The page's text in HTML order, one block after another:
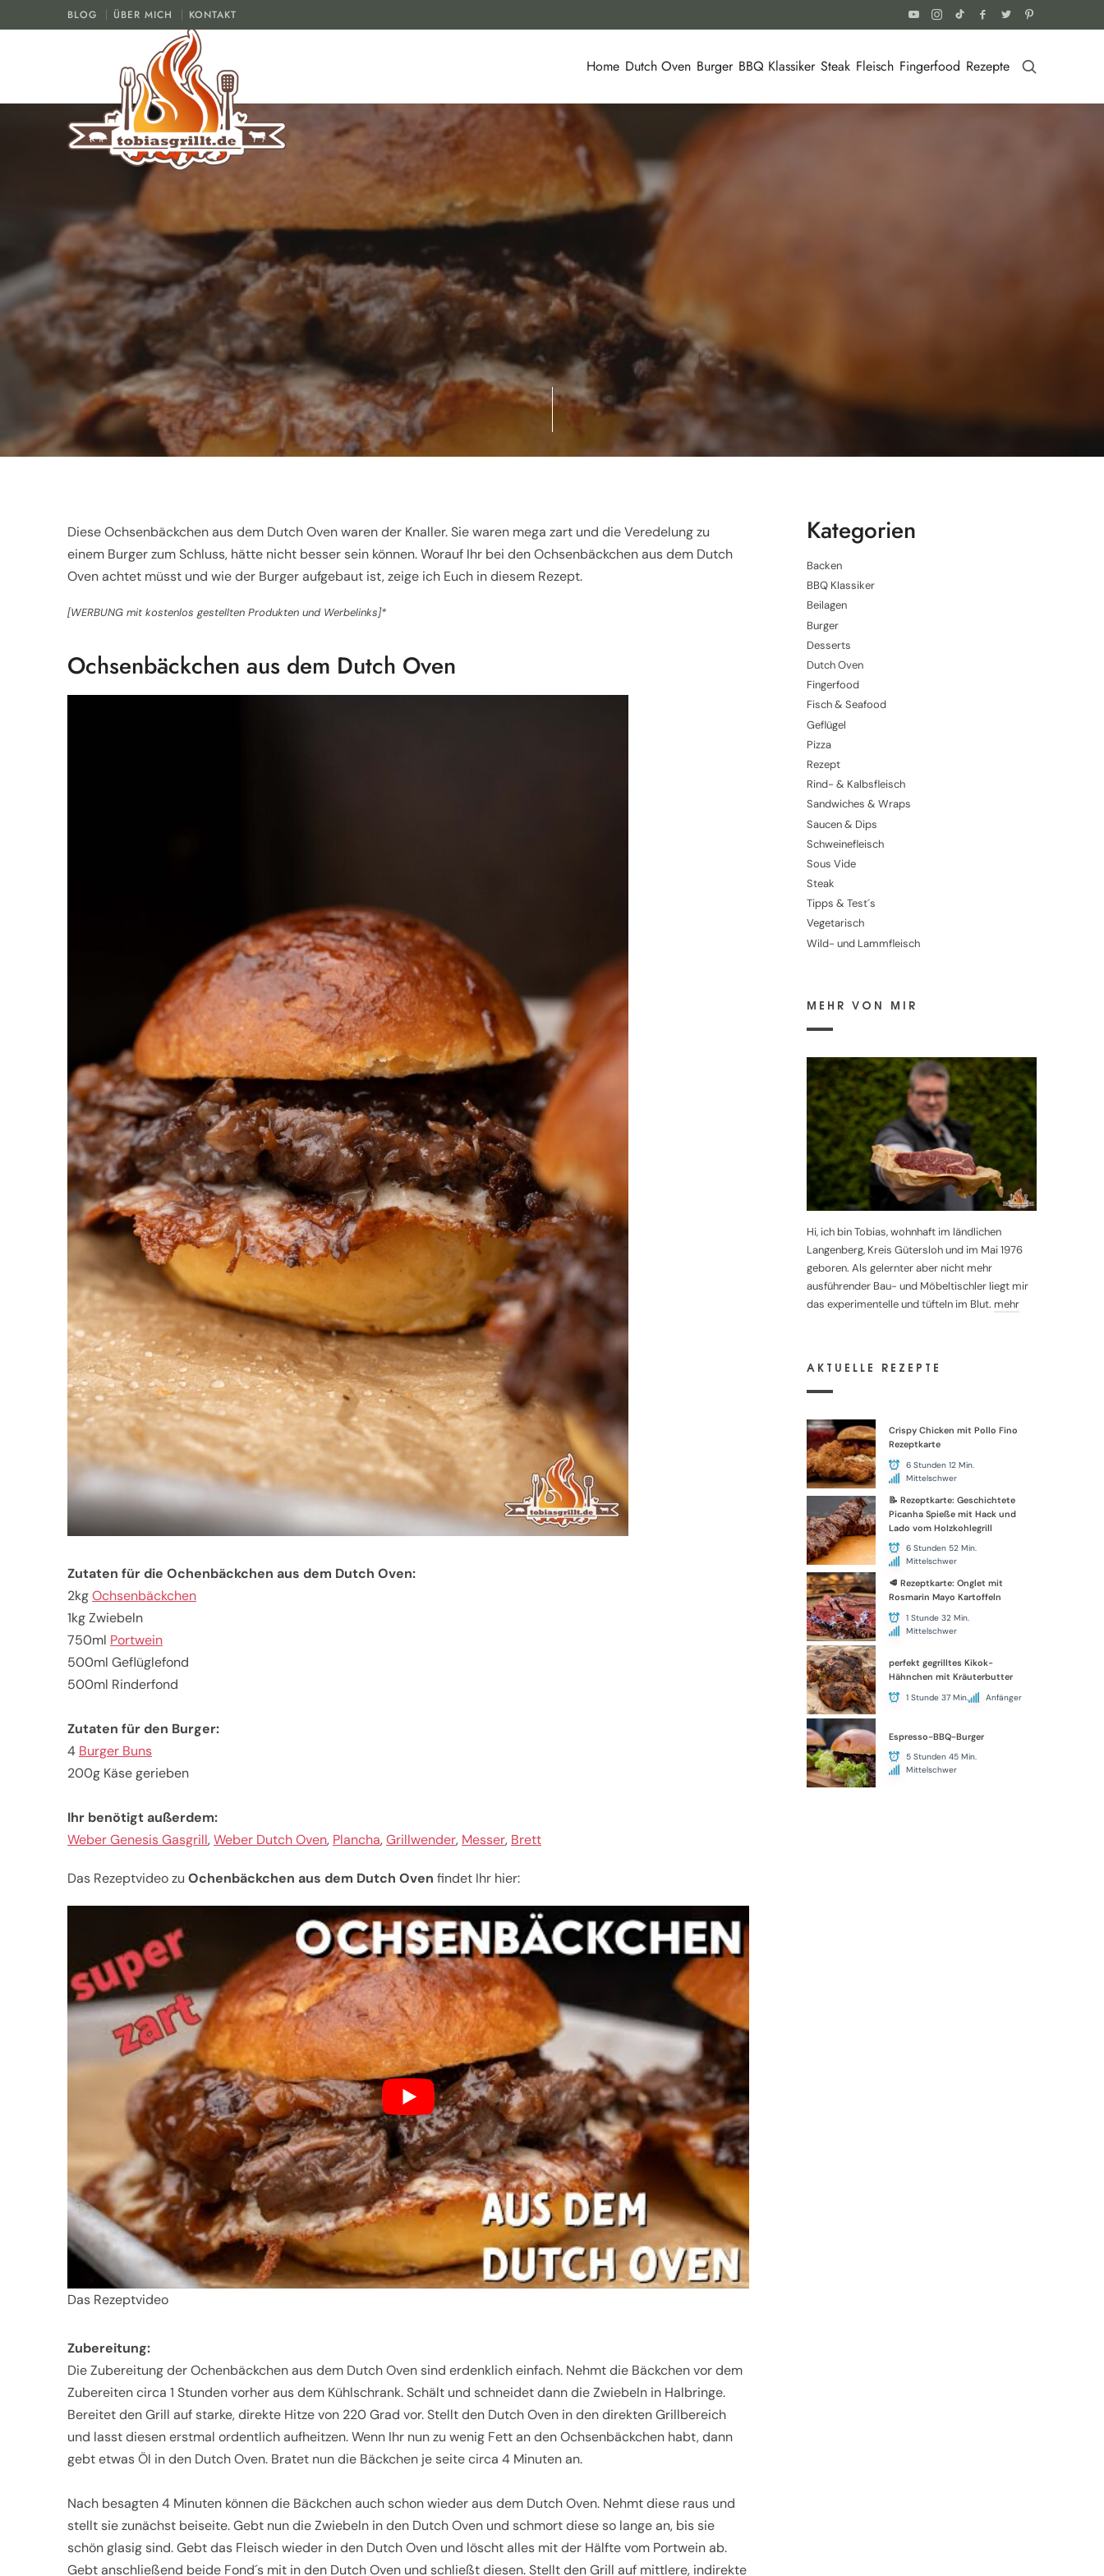
BLOG ÜBER MICH KONTAKT
Der Grill und BBQ Blog
Home Dutch Oven Burger BBQ Klassiker Steak Fleisch Fingerfood Rezepte
BURGER 25. FEBRUAR 2024 TEILEN 1
Diese Ochsenbäckchen aus dem Dutch Oven waren der Knaller. Sie waren mega zart und die Veredelung zu
einem Burger zum Schluss, hätte nicht besser sein können. Worauf Ihr bei den Ochsenbäckchen aus dem Dutch
Oven achtet müsst und wie der Burger aufgebaut ist, zeige ich Euch in diesem Rezept.
[WERBUNG mit kostenlos gestellten Produkten und Werbelinks]*
Ochsenbäckchen aus dem Dutch Oven
Zutaten für die Ochenbäckchen aus dem Dutch Oven:
2kgOchsenbäckchen
1kg Zwiebeln
750ml Portwein
500ml Geflüglefond
500ml Rinderfond
Zutaten für den Burger:
4 Burger Buns
200g Käse gerieben
Ihr benötigt außerdem:
Weber Genesis Gasgrill,Weber Dutch Oven, Plancha,Grillwender, Messer, Brett
Das Rezeptvideo zu Ochenbäckchen aus dem Dutch Oven findet Ihr hier:
Das Rezeptvideo
Zubereitung:
Die Zubereitung der Ochenbäckchen aus dem Dutch Oven sind erdenklich einfach. Nehmt die Bäckchen vor dem
Zubereiten circa 1 Stunden vorher aus dem Kühlschrank. Schält und schneidet dann die Zwiebeln in Halbringe.
Bereitet den Grill auf starke, direkte Hitze von 220 Grad vor. Stellt den Dutch Oven in den direkten Grillbereich
und lasst diesen erstmal ordentlich aufheitzen. Wenn Ihr nun zu wenig Fett an den Ochsenbäckchen habt, dann
gebt etwas Öl in den Dutch Oven. Bratet nun die Bäckchen je seite circa 4 Minuten an.
Nach besagten 4 Minuten können die Bäckchen auch schon wieder aus dem Dutch Oven. Nehmt diese raus und
stellt sie zunächst beiseite. Gebt nun die Zwiebeln in den Dutch Oven und schmort diese so lange an, bis sie
schön glasig sind. Gebt das Fleisch wieder in den Dutch Oven und löscht alles mit der Hälfte vom Portwein ab.
Gebt anschließend beide Fond´s mit in den Dutch Oven und schließt diesen. Stellt den Grill auf mittlere, indirekte
Kategorien
Backen
BBQ Klassiker
Beilagen
Burger
Desserts
Dutch Oven
Fingerfood
Fisch & Seafood
Geflügel
Pizza
Rezept
Rind- & Kalbsfleisch
Sandwiches & Wraps
Saucen & Dips
Schweinefleisch
Sous Vide
Steak
Tipps & Test´s
Vegetarisch
Wild- und Lammfleisch
MEHR VON MIR
Hi, ich bin Tobias, wohnhaft im ländlichen
Langenberg, Kreis Gütersloh und im Mai 1976
geboren. Als gelernter aber nicht mehr
ausführender Bau- und Möbeltischler liegt mir
das experimentelle und tüfteln im Blut. mehr
AKTUELLE REZEPTE
Crispy Chicken mit Pollo Fino
Rezeptkarte
6 Stunden 12 Min.
Mittelschwer
📝 Rezeptkarte: Geschichtete
Picanha Spieße mit Hack und
Lado vom Holzkohlegrill
6 Stunden 52 Min.
Mittelschwer
🥩 Rezeptkarte: Onglet mit
Rosmarin Mayo Kartoffeln
1 Stunde 32 Min.
Mittelschwer
perfekt gegrilltes Kikok-
Hähnchen mit Kräuterbutter
1 Stunde 37 Min. Anfänger
Espresso-BBQ-Burger
5 Stunden 45 Min.
Mittelschwer